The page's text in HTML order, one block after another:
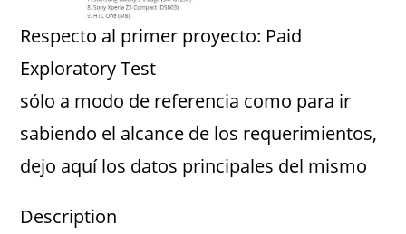
Respecto al primer proyecto: Paid
Exploratory Test
sólo a modo de referencia como para ir
sabiendo el alcance de los requerimientos,
dejo aquí los datos principales del mismo
Description